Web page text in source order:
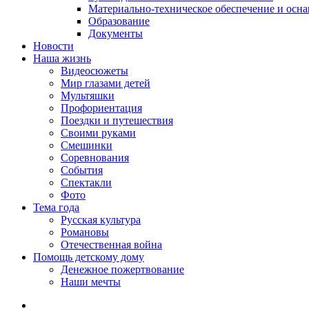
Материально-техническое обеспечение и
Образование
Документы
Новости
Наша жизнь
Видеосюжеты
Мир глазами детей
Мультяшки
Профориентация
Поездки и путешествия
Своими руками
Смешинки
Соревнования
События
Спектакли
Фото
Тема года
Русская культура
Романовы
Отечественная война
Помощь детскому дому
Денежное пожертвование
Наши мечты